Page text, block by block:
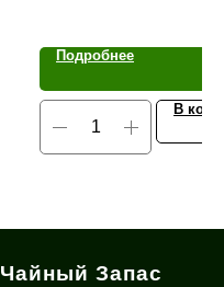
Подробнее
В
Чайный Запас